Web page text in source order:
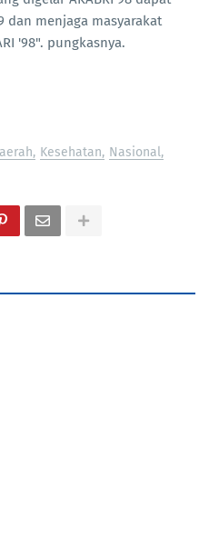
dan menjaga masyarakat
'98". pungkasnya.
Kesehatan Nasional